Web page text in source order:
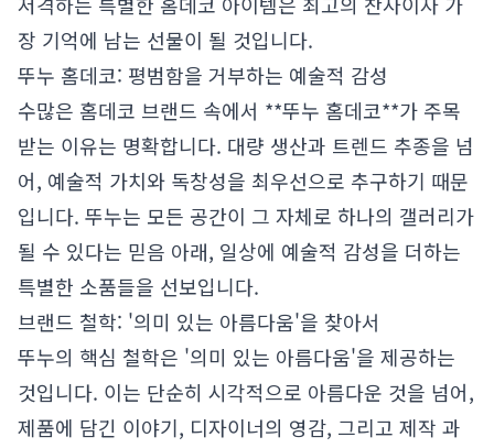
장 기억에 남는 선물이 될 것입니다.
뚜누 홈데코: 평범함을 거부하는 예술적 감성
수많은 홈데코 브랜드 속에서 **뚜누 홈데코**가 주목
받는 이유는 명확합니다. 대량 생산과 트렌드 추종을 넘
어, 예술적 가치와 독창성을 최우선으로 추구하기 때문
입니다. 뚜누는 모든 공간이 그 자체로 하나의 갤러리가
될 수 있다는 믿음 아래, 일상에 예술적 감성을 더하는
특별한 소품들을 선보입니다.
브랜드 철학: '의미 있는 아름다움'을 찾아서
뚜누의 핵심 철학은 '의미 있는 아름다움'을 제공하는
것입니다. 이는 단순히 시각적으로 아름다운 것을 넘어,
제품에 담긴 이야기, 디자이너의 영감, 그리고 제작 과